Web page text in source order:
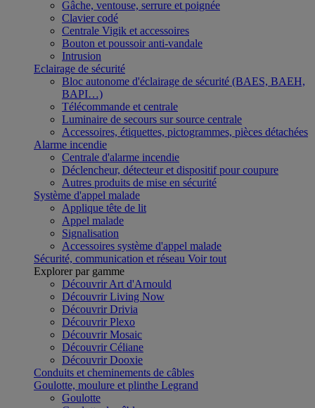
Gâche, ventouse, serrure et poignée
Clavier codé
Centrale Vigik et accessoires
Bouton et poussoir anti-vandale
Intrusion
Eclairage de sécurité
Bloc autonome d'éclairage de sécurité (BAES, BAEH,
BAPI…)
Télécommande et centrale
Luminaire de secours sur source centrale
Accessoires, étiquettes, pictogrammes, pièces détachées
Alarme incendie
Centrale d'alarme incendie
Déclencheur, détecteur et dispositif pour coupure
Autres produits de mise en sécurité
Système d'appel malade
Applique tête de lit
Appel malade
Signalisation
Accessoires système d'appel malade
Sécurité, communication et réseau Voir tout
Explorer par gamme
Découvrir Art d'Arnould
Découvrir Living Now
Découvrir Drivia
Découvrir Plexo
Découvrir Mosaic
Découvrir Céliane
Découvrir Dooxie
Conduits et cheminements de câbles
Goulotte, moulure et plinthe Legrand
Goulotte